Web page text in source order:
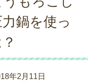
鍋を使っ
年2月11日